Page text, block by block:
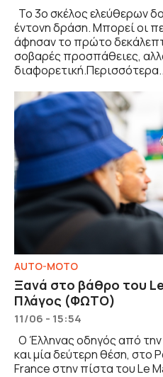
Το 3ο σκέλος ελεύθερων
έντονη δράση. Μπορεί οι
άφησαν το πρώτο
σοβαρές προσπάθειες,
AUTO-MOTO
Ξανά στο βάθρο του
Πλάγος (ΦΩΤΟ)
11/06 - 15:54
Ο Έλληνας οδηγός από την
και μία δεύτερη θέση, στο
France στην πίστα του Le